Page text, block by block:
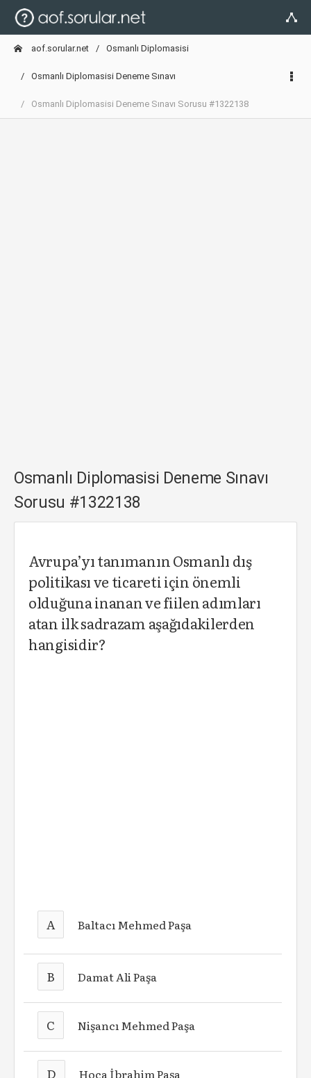
aof.sorular.net Osmanlı Diplomasisi
Osmanlı Diplomasisi Deneme Sınavı
Osmanlı Diplomasisi Deneme Sınavı Sorusu #1322138
Osmanlı Diplomasisi Deneme Sınavı
Sorusu #1322138
Avrupa’yı tanımanın Osmanlı dış
politikası ve ticareti için önemli
olduğuna inanan ve fiilen adımları
atan ilk sadrazam aşağıdakilerden
hangisidir?
A Baltacı Mehmed Paşa
B Damat Ali Paşa
C Nişancı Mehmed Paşa
D Hoca İbrahim Paşa